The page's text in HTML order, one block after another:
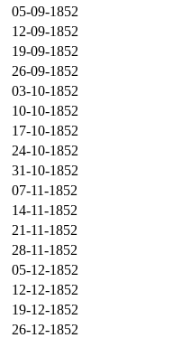
05-09-1852
12-09-1852
19-09-1852
26-09-1852
03-10-1852
10-10-1852
17-10-1852
24-10-1852
31-10-1852
07-11-1852
14-11-1852
21-11-1852
28-11-1852
05-12-1852
12-12-1852
19-12-1852
26-12-1852